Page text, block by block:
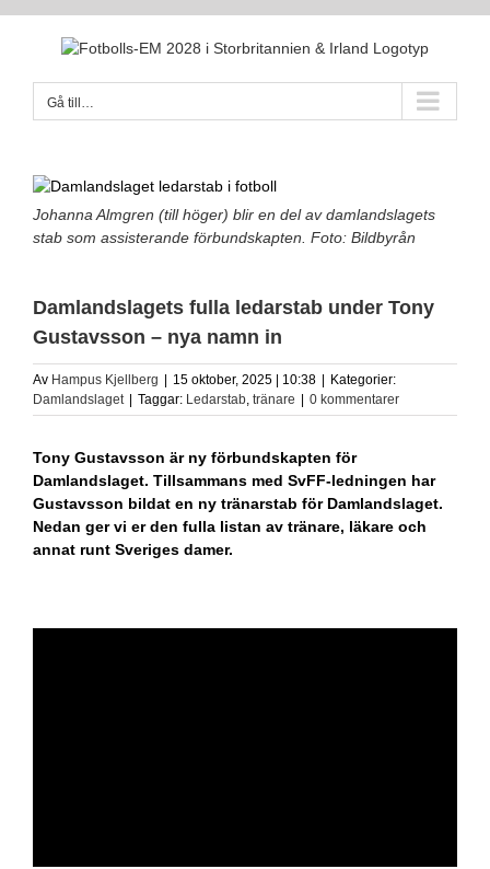
Gå till…
Johanna Almgren (till höger) blir en del av damlandslagets
stab som assisterande förbundskapten. Foto: Bildbyrån
Damlandslagets fulla ledarstab under Tony
Gustavsson – nya namn in
Av Hampus Kjellberg 15 oktober, 2025 | 10:38
Kategorier:
Damlandslaget
Taggar: Ledarstab, tränare 0 kommentarer
Tony Gustavsson är ny förbundskapten för
Damlandslaget. Tillsammans med SvFF-ledningen har
Gustavsson bildat en ny tränarstab för Damlandslaget.
Nedan ger vi er den fulla listan av tränare, läkare och
annat runt Sveriges damer.